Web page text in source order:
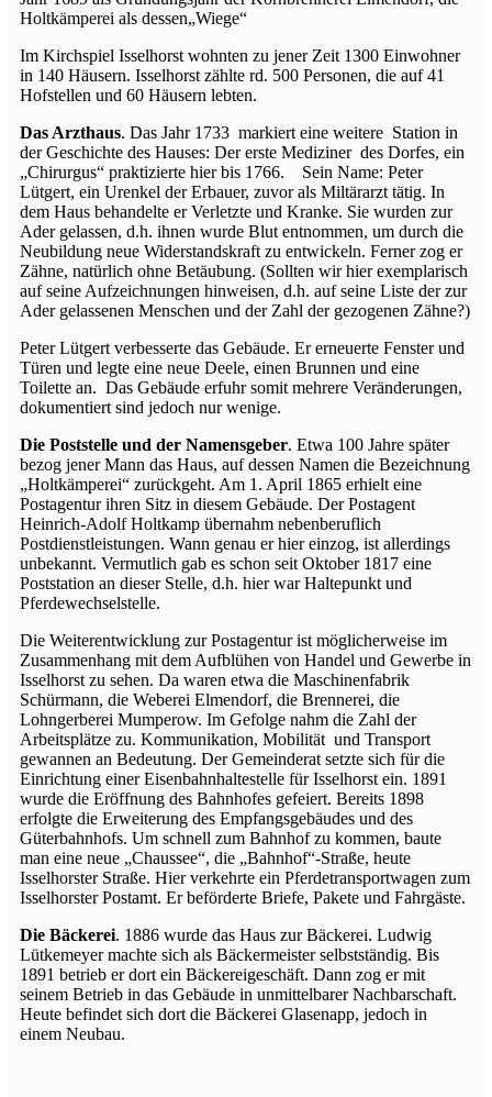
Holtkämperei als dessen„Wiege“
Im Kirchspiel Isselhorst wohnten zu jener Zeit 1300 Einwohner
in 140 Häusern. Isselhorst zählte rd. 500 Personen, die auf 41
Hofstellen und 60 Häusern lebten.
Das Arzthaus. Das Jahr 1733 markiert eine weitere Station in
der Geschichte des Hauses: Der erste Mediziner des Dorfes, ein
„Chirurgus“ praktizierte hier bis 1766. Sein Name: Peter
Lütgert, ein Urenkel der Erbauer, zuvor als Miltärarzt tätig. In
dem Haus behandelte er Verletzte und Kranke. Sie wurden zur
Ader gelassen, d.h. ihnen wurde Blut entnommen, um durch die
Neubildung neue Widerstandskraft zu entwickeln. Ferner zog er
Zähne, natürlich ohne Betäubung. (Sollten wir hier exemplarisch
auf seine Aufzeichnungen hinweisen, d.h. auf seine Liste der zur
Ader gelassenen Menschen und der Zahl der gezogenen Zähne?)
Peter Lütgert verbesserte das Gebäude. Er erneuerte Fenster und
Türen und legte eine neue Deele, einen Brunnen und eine
Toilette an. Das Gebäude erfuhr somit mehrere Veränderungen,
dokumentiert sind jedoch nur wenige.
Die Poststelle und der Namensgeber. Etwa 100 Jahre später
bezog jener Mann das Haus, auf dessen Namen die Bezeichnung
„Holtkämperei“ zurückgeht. Am 1. April 1865 erhielt eine
Postagentur ihren Sitz in diesem Gebäude. Der Postagent
Heinrich-Adolf Holtkamp übernahm nebenberuflich
Postdienstleistungen. Wann genau er hier einzog, ist allerdings
unbekannt. Vermutlich gab es schon seit Oktober 1817 eine
Poststation an dieser Stelle, d.h. hier war Haltepunkt und
Pferdewechselstelle.
Die Weiterentwicklung zur Postagentur ist möglicherweise im
Zusammenhang mit dem Aufblühen von Handel und Gewerbe in
Isselhorst zu sehen. Da waren etwa die Maschinenfabrik
Schürmann, die Weberei Elmendorf, die Brennerei, die
Lohngerberei Mumperow. Im Gefolge nahm die Zahl der
Arbeitsplätze zu. Kommunikation, Mobilität und Transport
gewannen an Bedeutung. Der Gemeinderat setzte sich für die
Einrichtung einer Eisenbahnhaltestelle für Isselhorst ein. 1891
wurde die Eröffnung des Bahnhofes gefeiert. Bereits 1898
erfolgte die Erweiterung des Empfangsgebäudes und des
Güterbahnhofs. Um schnell zum Bahnhof zu kommen, baute
man eine neue „Chaussee“, die „Bahnhof“-Straße, heute
Isselhorster Straße. Hier verkehrte ein Pferdetransportwagen zum
Isselhorster Postamt. Er beförderte Briefe, Pakete und Fahrgäste.
Die Bäckerei. 1886 wurde das Haus zur Bäckerei. Ludwig
Lütkemeyer machte sich als Bäckermeister selbstständig. Bis
1891 betrieb er dort ein Bäckereigeschäft. Dann zog er mit
seinem Betrieb in das Gebäude in unmittelbarer Nachbarschaft.
Heute befindet sich dort die Bäckerei Glasenapp, jedoch in
einem Neubau.